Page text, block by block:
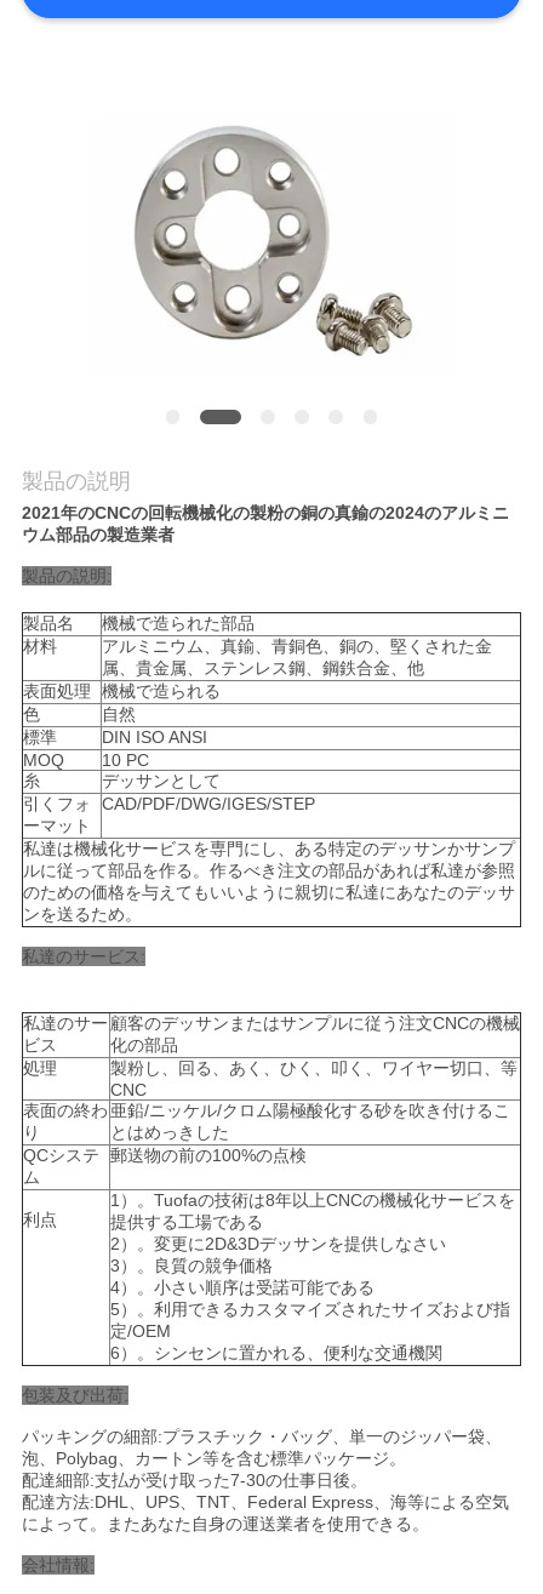
さ
い
ニ
ュ
ー
ス
引
金
を
め
て
く
だ
さ
サ
イ
ト
マ
ッ
製品の説明
2021年のCNCの回転機械化の製粉の銅の真鍮の2024のアルミニ
ウム部品の製造業者
製品の説明:
製品名
機械で造られた部品
材料
アルミニウム、真鍮、青銅色、銅の、堅くされた金
属、貴金属、ステンレス鋼、鋼鉄合金、他
表面処理
機械で造られる
色
自然
標準
DIN ISO ANSI
MOQ
10 PC
糸
デッサンとして
引くフォ
ーマット
CAD/PDF/DWG/IGES/STEP
私達は機械化サービスを専門にし、ある特定のデッサンかサンプ
ルに従って部品を作る。作るべき注文の部品があれば私達が参照
のための価格を与えてもいいように親切に私達にあなたのデッサ
ンを送るため。
私達のサービス:
私達のサー
ビス
顧客のデッサンまたはサンプルに従う注文CNCの機械
化の部品
処理
製粉し、回る、あく、ひく、叩く、ワイヤー切口、等
CNC
表面の終わ
り
亜鉛/ニッケル/クロム陽極酸化する砂を吹き付けるこ
とはめっきした
QCシステ
ム
郵送物の前の100%の点検
利点
1）。Tuofaの技術は8年以上CNCの機械化サービスを
提供する工場である
2）。変更に2D&3Dデッサンを提供しなさい
3）。良質の競争価格
4）。小さい順序は受諾可能である
5）。利用できるカスタマイズされたサイズおよび指
定/OEM
6）。シンセンに置かれる、便利な交通機関
包装及び出荷:
パッキングの細部:プラスチック・バッグ、単一のジッパー袋、
泡、Polybag、カートン等を含む標準パッケージ。
配達細部:支払が受け取った7-30の仕事日後。
配達方法:DHL、UPS、TNT、Federal Express、海等による空気
によって。またあなた自身の運送業者を使用できる。
会社情報: